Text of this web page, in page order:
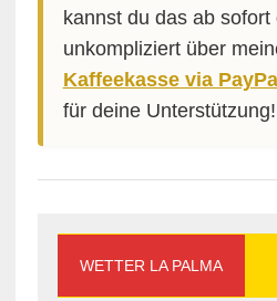
kannst du das ab sofort
unkompliziert über
Kaffeekasse via PayPal
für deine Unterstützung!
WETTER LA PALMA